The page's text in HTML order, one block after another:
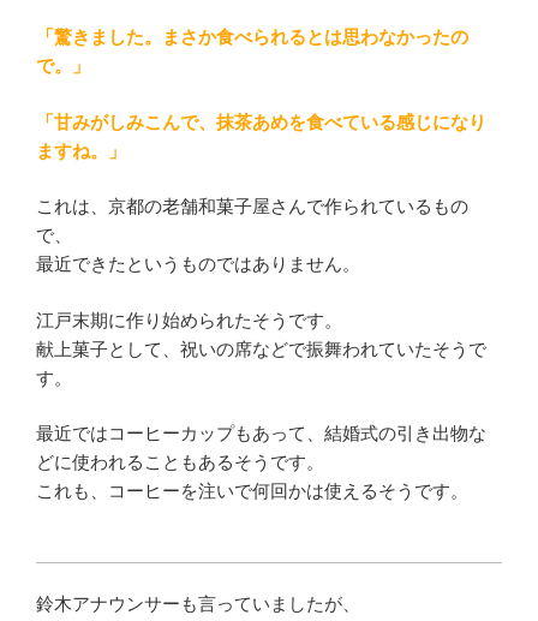
「驚きました。まさか食べられるとは思わなかったの
で。」
「甘みがしみこんで、抹茶あめを食べている感じになり
ますね。」
これは、京都の老舗和菓子屋さんで作られているもの
で、
最近できたというものではありません。
江戸末期に作り始められたそうです。
献上菓子として、祝いの席などで振舞われていたそうで
す。
最近ではコーヒーカップもあって、結婚式の引き出物な
どに使われることもあるそうです。
これも、コーヒーを注いで何回かは使えるそうです。
鈴木アナウンサーも言っていましたが、